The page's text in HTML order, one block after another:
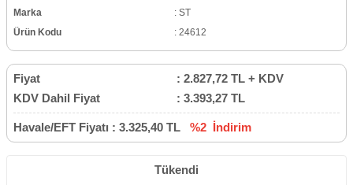
Marka : ST
Ürün Kodu
: 24612
Fiyat : 2.827,72 TL + KDV
KDV Dahil Fiyat
: 3.393,27 TL
Havale/EFT Fiyatı : 3.325,40 TL %2 İndirim
Tükendi